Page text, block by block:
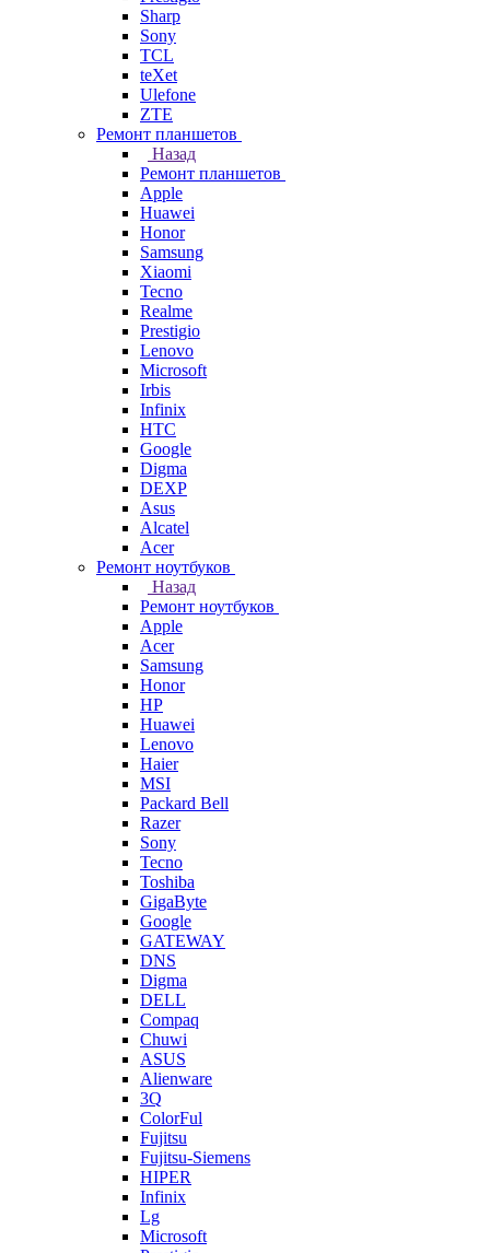
Sharp
Sony
TCL
teXet
Ulefone
ZTE
Ремонт планшетов
Назад
Ремонт планшетов
Apple
Huawei
Honor
Samsung
Xiaomi
Tecno
Realme
Prestigio
Lenovo
Microsoft
Irbis
Infinix
HTC
Google
Digma
DEXP
Asus
Alcatel
Acer
Ремонт ноутбуков
Назад
Ремонт ноутбуков
Apple
Acer
Samsung
Honor
HP
Huawei
Lenovo
Haier
MSI
Packard Bell
Razer
Sony
Tecno
Toshiba
GigaByte
Google
GATEWAY
DNS
Digma
DELL
Compaq
Chuwi
ASUS
Alienware
3Q
ColorFul
Fujitsu
Fujitsu-Siemens
HIPER
Infinix
Lg
Microsoft